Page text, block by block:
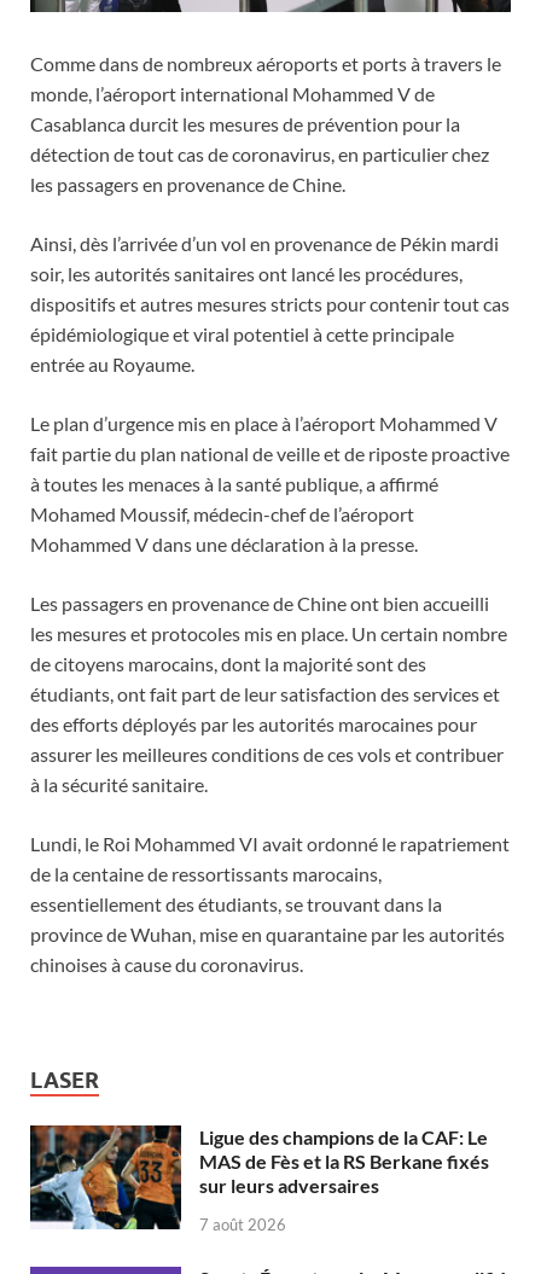
Comme dans de nombreux aéroports et ports à travers le
monde, l’aéroport international Mohammed V de
Casablanca durcit les mesures de prévention pour la
détection de tout cas de coronavirus, en particulier chez
les passagers en provenance de Chine.
Ainsi, dès l’arrivée d’un vol en provenance de Pékin mardi
soir, les autorités sanitaires ont lancé les procédures,
dispositifs et autres mesures stricts pour contenir tout cas
épidémiologique et viral potentiel à cette principale
entrée au Royaume.
Le plan d’urgence mis en place à l’aéroport Mohammed V
fait partie du plan national de veille et de riposte proactive
à toutes les menaces à la santé publique, a affirmé
Mohamed Moussif, médecin-chef de l’aéroport
Mohammed V dans une déclaration à la presse.
Les passagers en provenance de Chine ont bien accueilli
les mesures et protocoles mis en place. Un certain nombre
de citoyens marocains, dont la majorité sont des
étudiants, ont fait part de leur satisfaction des services et
des efforts déployés par les autorités marocaines pour
assurer les meilleures conditions de ces vols et contribuer
à la sécurité sanitaire.
Lundi, le Roi Mohammed VI avait ordonné le rapatriement
de la centaine de ressortissants marocains,
essentiellement des étudiants, se trouvant dans la
province de Wuhan, mise en quarantaine par les autorités
chinoises à cause du coronavirus.
LASER
Ligue des champions de la CAF: Le
MAS de Fès et la RS Berkane fixés
sur leurs adversaires
7 août 2026